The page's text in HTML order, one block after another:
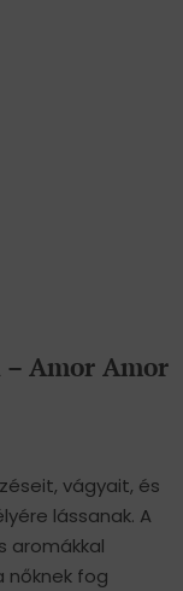
Amor Amor
vágyait, és
lássanak. A
aromákkal
nőknek fog